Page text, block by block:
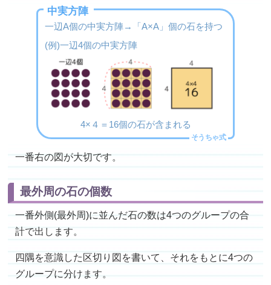
中実方陣
一辺A個の中実方陣→「A×A」個の石を持つ
(例)一辺4個の中実方陣
4×４＝16個の石が含まれる
一番右の図が大切です。
最外周の石の個数
一番外側(最外周)に並んだ石の数は4つのグループの合
計で出します。
四隅を意識した区切り図を書いて、それをもとに4つの
グループに分けます。